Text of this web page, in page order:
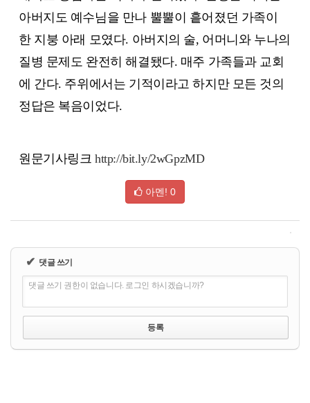
아버지도 예수님을 만나 뿔뿔이 흩어졌던 가족이
한 지붕 아래 모였다. 아버지의 술, 어머니와 누나의
질병 문제도 완전히 해결됐다. 매주 가족들과 교회
에 간다. 주위에서는 기적이라고 하지만 모든 것의
정답은 복음이었다.
원문기사링크http://bit.ly/2wGpzMD
아멘! 0
✔ 댓글 쓰기
댓글 쓰기 권한이 없습니다. 로그인 하시겠습니까?